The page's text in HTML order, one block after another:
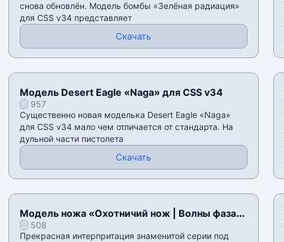
снова обновлён. Модель бомбы «Зелёная радиация»
для CSS v34 представляет
Скачать
Модель Desert Eagle «Naga» для CSS v34
957
Существенно новая моделька Desert Eagle «Naga»
для CSS v34 мало чем отличается от стандарта. На
дульной части пистолета
Скачать
Модель ножа «Охотничий нож | Волны фаза
1» для CSS v34
508
Прекрасная интерпритация знаменитой серии под